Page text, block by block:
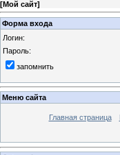
[Мой сайт]
Форма входа
Логин:
Пароль:
запомнить
Меню сайта
Главная страница